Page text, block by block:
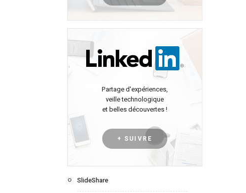
Partage d'expériences,
veille technologique
et belles découvertes !
+ SUIVRE
SlideShare